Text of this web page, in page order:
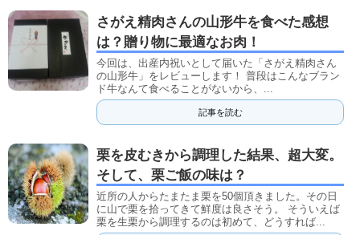
さがえ精肉さんの山形牛を食べた感想
は？贈り物に最適なお肉！
今回は、出産内祝いとして届いた「さがえ精肉さん
の山形牛」をレビューします！ 普段はこんなブラン
ド牛なんて食べることがないから、...
記事を読む
栗を皮むきから調理した結果、超大変。
そして、栗ご飯の味は？
近所の人からたまたま栗を50個頂きました。その日
に山で栗を拾ってきて鮮度は良さそう。 そういえば
栗を生栗から調理するのは初めて、どうすれば...